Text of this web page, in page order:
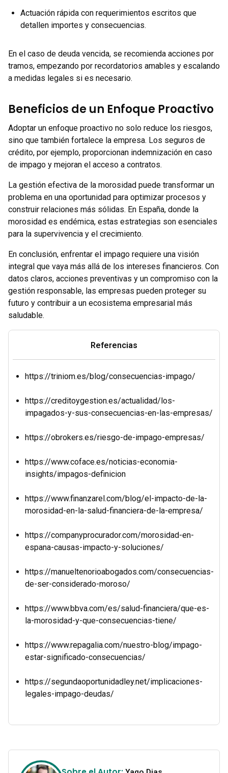
Actuación rápida con requerimientos escritos que
detallen importes y consecuencias.
En el caso de deuda vencida, se recomienda acciones por
tramos, empezando por recordatorios amables y escalando
a medidas legales si es necesario.
Beneficios de un Enfoque Proactivo
Adoptar un enfoque proactivo no solo reduce los riesgos,
sino que también fortalece la empresa. Los seguros de
crédito, por ejemplo, proporcionan indemnización en caso
de impago y mejoran el acceso a contratos.
La gestión efectiva de la morosidad puede transformar un
problema en una oportunidad para optimizar procesos y
construir relaciones más sólidas. En España, donde la
morosidad es endémica, estas estrategias son esenciales
para la supervivencia y el crecimiento.
En conclusión, enfrentar el impago requiere una visión
integral que vaya más allá de los intereses financieros. Con
datos claros, acciones preventivas y un compromiso con la
gestión responsable, las empresas pueden proteger su
futuro y contribuir a un ecosistema empresarial más
saludable.
Referencias
https://triniom.es/blog/consecuencias-impago/
https://creditoygestion.es/actualidad/los-
impagados-y-sus-consecuencias-en-las-empresas/
https://obrokers.es/riesgo-de-impago-empresas/
https://www.coface.es/noticias-economia-
insights/impagos-definicion
https://www.finanzarel.com/blog/el-impacto-de-la-
morosidad-en-la-salud-financiera-de-la-empresa/
https://companyprocurador.com/morosidad-en-
espana-causas-impacto-y-soluciones/
https://manueltenorioabogados.com/consecuencias-
de-ser-considerado-moroso/
https://www.bbva.com/es/salud-financiera/que-es-
la-morosidad-y-que-consecuencias-tiene/
https://www.repagalia.com/nuestro-blog/impago-
estar-significado-consecuencias/
https://segundaoportunidadley.net/implicaciones-
legales-impago-deudas/